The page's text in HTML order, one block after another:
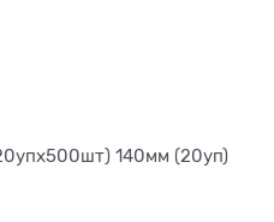
140мм (20уп)